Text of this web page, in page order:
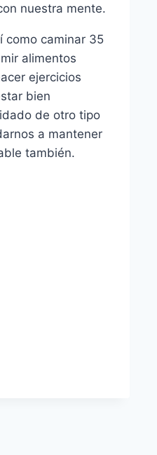
nuestra mente.
como caminar 35
alimentos
ejercicios
bien
de otro tipo
a mantener
también.